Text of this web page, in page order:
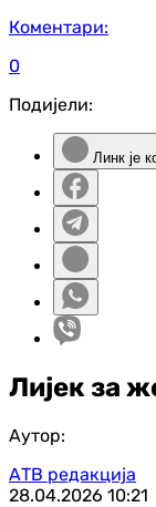
Коментари:
0
Подијели:
Линк је
Лијек за
Аутор:
АТВ редакција
28.04.2026 10:21